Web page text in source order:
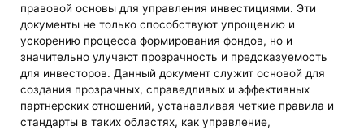
правовой основы для управления инвестициями. Эти
документы не только способствуют упрощению и
ускорению процесса формирования фондов, но и
значительно улучают прозрачность и предсказуемость
для инвесторов. Данный документ служит основой для
создания прозрачных, справедливых и эффективных
партнерских отношений, устанавливая четкие правила и
стандарты в таких областях, как управление,